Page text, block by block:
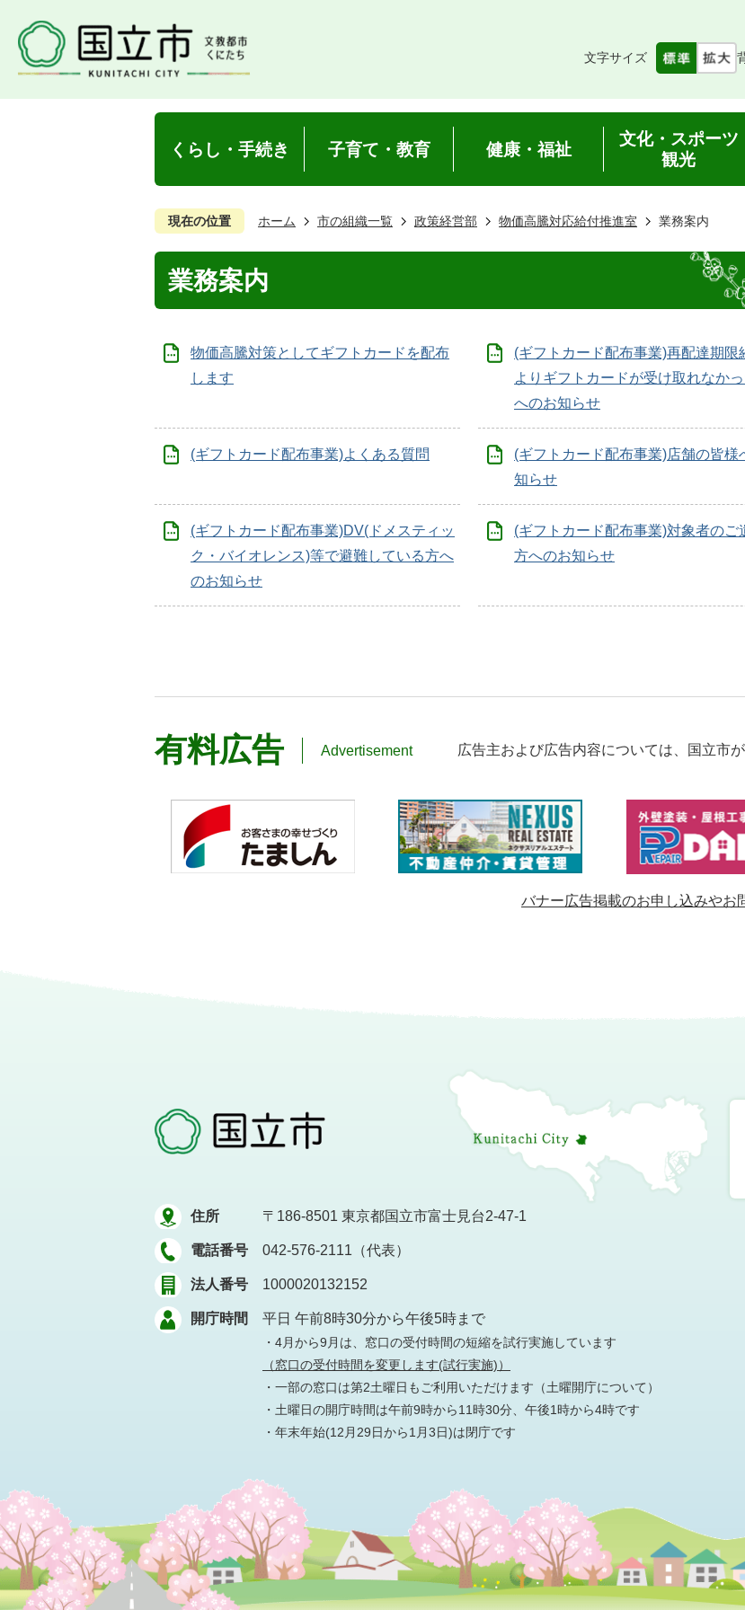
文字サイズ
くらし・手続き 子育て・教育 健康・福祉
文化・スポーツ
観光
現在の位置 ホーム 市の組織一覧 政策経営部 物価高騰対応給付推進室 業務案内
業務案内
物価高騰対策としてギフトカードを配布
します
(ギフトカード配布事業)再配達期限
よりギフトカードが受け取れなか
へのお知らせ
(ギフトカード配布事業)よくある質問
(ギフトカード配布事業)店舗の皆様
知らせ
(ギフトカード配布事業)DV(ドメスティッ
ク・バイオレンス)等で避難している方へ
のお知らせ
(ギフトカード配布事業)対象者のご
方へのお知らせ
有料広告 Advertisement 広告主および広告内容については、 国立市
バナー広告掲載のお申し込みやお
住所 〒186-8501 東京都国立市富士見台2-47-1
電話番号 042-576-2111（代表）
法人番号 1000020132152
開庁時間 平日 午前8時30分から午後5時まで
・4月から9月は、窓口の受付時間の短縮を試行実施しています
（窓口の受付時間を変更します(試行実施)）
・一部の窓口は第2土曜日もご利用いただけます （土曜開庁について）
・土曜日の開庁時間は午前9時から11時30分、午後1時から4時です
・年末年始(12月29日から1月3日)は閉庁です